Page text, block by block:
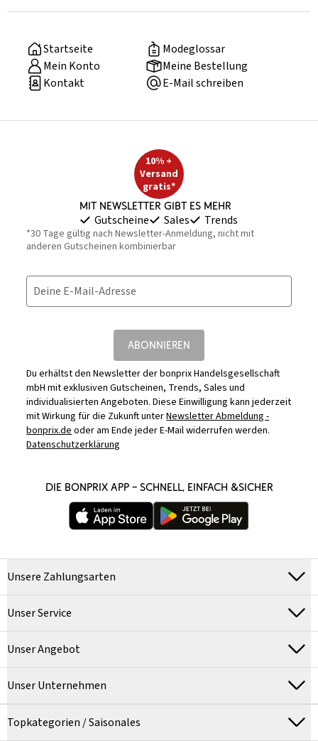
Startseite
Modeglossar
Mein Konto
Meine Bestellung
Kontakt
E-Mail schreiben
10% +
Versand
gratis*
Mit Newsletter gibt es mehr
Gutscheine Sales Trends
*30 Tage gültig nach Newsletter-Anmeldung, nicht mit
anderen Gutscheinen kombinierbar
Deine E-Mail-Adresse
ABONNIEREN
Du erhältst den Newsletter der bonprix Handelsgesellschaft
mbH mit exklusiven Gutscheinen, Trends, Sales und
individualisierten Angeboten. Diese Einwilligung kann jederzeit
mit Wirkung für die Zukunft unterNewsletter Abmeldung -
bonprix.deoder am Ende jeder E-Mail widerrufen werden.
Datenschutzerklärung
DIE BONPRIX APP – SCHNELL, EINFACH &SICHER
Unsere Zahlungsarten
Unser Service
Unser Angebot
Unser Unternehmen
Topkategorien / Saisonales